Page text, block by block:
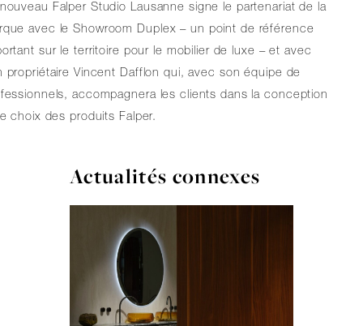
Falper Studio Lausanne signe le partenariat de la
avec le Showroom Duplex – un point de référence
sur le territoire pour le mobilier de luxe – et avec
propriétaire Vincent Dafflon qui, avec son équipe de
accompagnera les clients dans la conception
choix des produits Falper.
Actualités connexes